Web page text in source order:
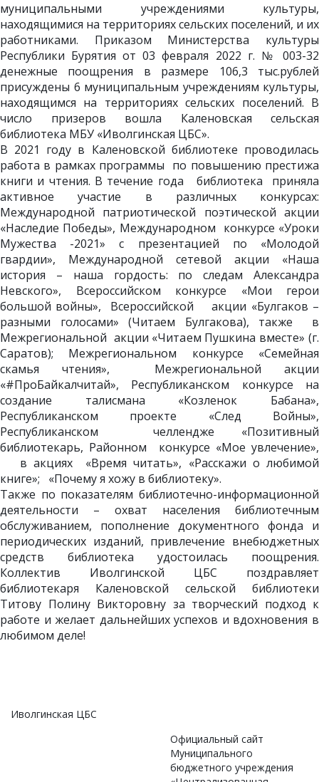
муниципальными учреждениями культуры,
находящимися на территориях сельских поселений, и их
работниками. Приказом Министерства культуры
Республики Бурятия от 03 февраля 2022 г. № 003-32
денежные поощрения в размере 106,3 тыс.рублей
присуждены 6 муниципальным учреждениям культуры,
находящимся на территориях сельских поселений. В
число призеров вошла Каленовская сельская
библиотека МБУ «Иволгинская ЦБС».
В 2021 году в Каленовской библиотеке проводилась
работа в рамках программы по повышению престижа
книги и чтения. В течение года библиотека приняла
активное участие в различных конкурсах:
Международной патриотической поэтической акции
«Наследие Победы», Международном конкурсе «Уроки
Мужества -2021» с презентацией по «Молодой
гвардии», Международной сетевой акции «Наша
история – наша гордость: по следам Александра
Невского», Всероссийском конкурсе «Мои герои
большой войны», Всероссийской акции «Булгаков –
разными голосами» (Читаем Булгакова), также в
Межрегиональной акции «Читаем Пушкина вместе» (г.
Саратов); Межрегиональном конкурсе «Семейная
скамья чтения», Межрегиональной акции
«#ПроБайкалчитай», Республиканском конкурсе на
создание талисмана «Козленок Бабана»,
Республиканском проекте «След Войны»,
Республиканском челлендже «Позитивный
библиотекарь, Районном конкурсе «Мое увлечение»,
в акциях «Время читать», «Расскажи о любимой
книге»; «Почему я хожу в библиотеку».
Также по показателям библиотечно-информационной
деятельности – охват населения библиотечным
обслуживанием, пополнение документного фонда и
периодических изданий, привлечение внебюджетных
средств библиотека удостоилась поощрения.
Коллектив Иволгинской ЦБС поздравляет
библиотекаря Каленовской сельской библиотеки
Титову Полину Викторовну за творческий подход к
работе и желает дальнейших успехов и вдохновения в
любимом деле!
Иволгинская ЦБС
Официальный сайт
Муниципального
бюджетного учреждения